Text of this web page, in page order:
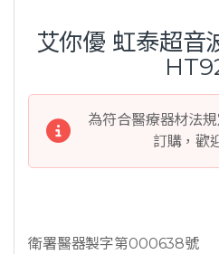
艾你優 ​​虹泰超音
為符合醫療器材法
訂購，歡
衛署醫器製字第000638號